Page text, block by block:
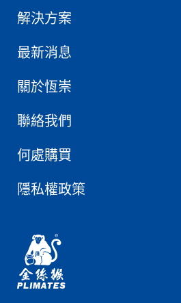
解決方案
最新消息
關於恆崇
聯絡我們
何處購買
隱私權政策